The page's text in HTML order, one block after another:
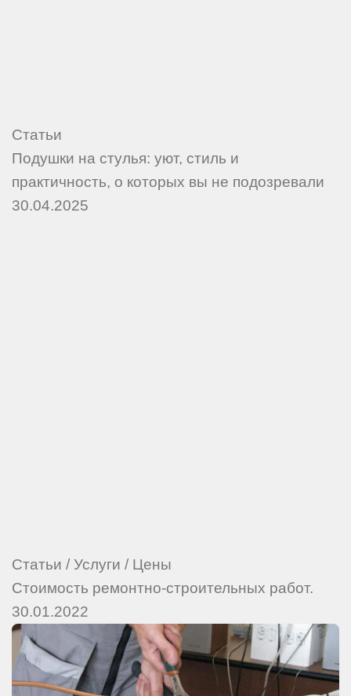
Статьи
Подушки на стулья: уют, стиль и
практичность, о которых вы не подозревали
30.04.2025
Статьи / Услуги / Цены
Стоимость ремонтно-строительных работ.
30.01.2022